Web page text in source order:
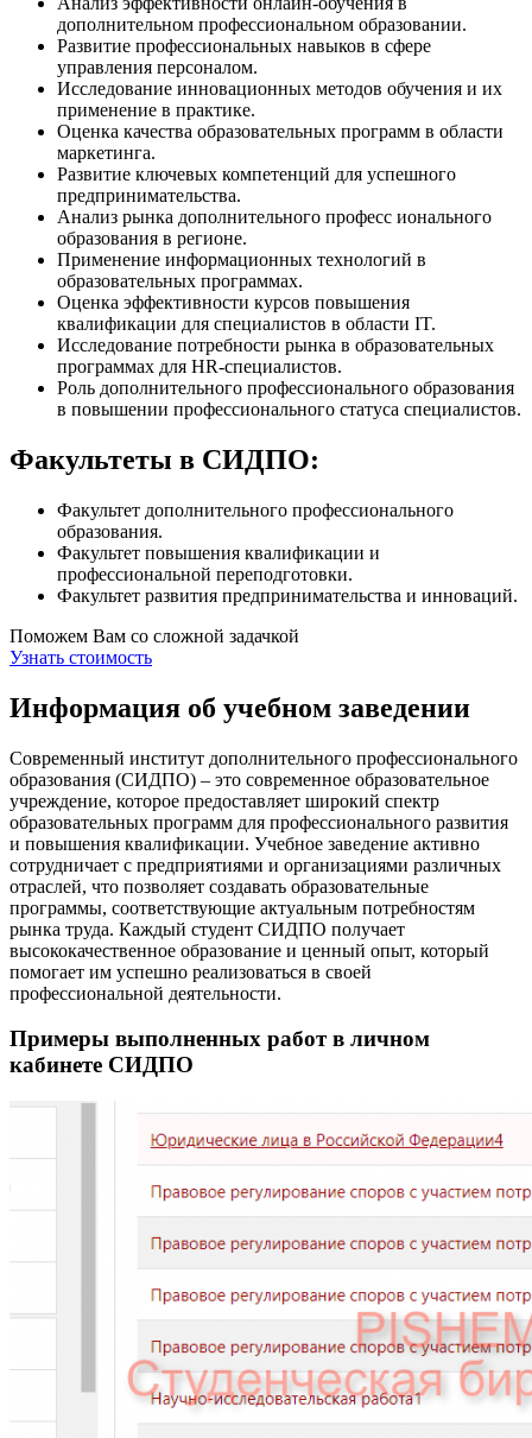
дополнительном профессиональном образовании.
Развитие профессиональных навыков в сфере
управления персоналом.
Исследование инновационных методов обучения и их
применение в практике.
Оценка качества образовательных программ в области
маркетинга.
Развитие ключевых компетенций для успешного
предпринимательства.
Анализ рынка дополнительного професс ионального
образования в регионе.
Применение информационных технологий в
образовательных программах.
Оценка эффективности курсов повышения
квалификации для специалистов в области IT.
Исследование потребности рынка в образовательных
программах для HR-специалистов.
Роль дополнительного профессионального образования
в повышении профессионального статуса специалистов.
Факультеты в СИДПО:
Факультет дополнительного профессионального
образования.
Факультет повышения квалификации и
профессиональной переподготовки.
Факультет развития предпринимательства и инноваций.
Поможем Вам со сложной задачкой
Узнать стоимость
Информация об учебном заведении
Современный институт дополнительного профессионального
образования (СИДПО) – это современное образовательное
учреждение, которое предоставляет широкий спектр
образовательных программ для профессионального развития
и повышения квалификации. Учебное заведение активно
сотрудничает с предприятиями и организациями различных
отраслей, что позволяет создавать образовательные
программы, соответствующие актуальным потребностям
рынка труда. Каждый студент СИДПО получает
высококачественное образование и ценный опыт, который
помогает им успешно реализоваться в своей
профессиональной деятельности.
Примеры выполненных работ в личном
кабинете СИДПО